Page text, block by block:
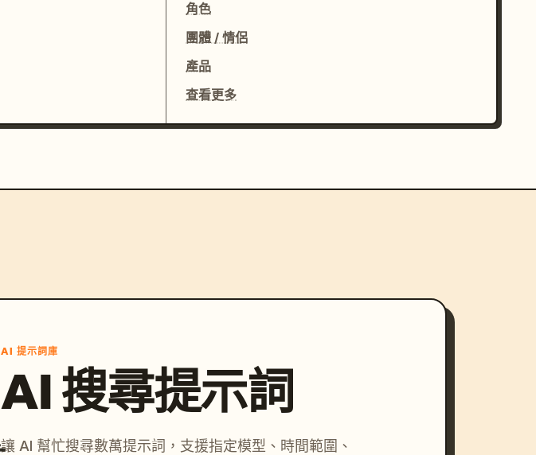
角色
團體 / 情侶
產品
查看更多
AI 提示詞庫
AI 搜尋提示詞
讓 AI 幫忙搜尋數萬提示詞，支援指定模型、時間範圍、